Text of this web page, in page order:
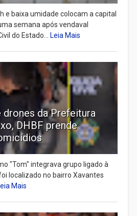
e baixa umidade colocam a capital
semana após vendaval
do Estado... Leia Mais
drones da Prefeitura
DHBF prende
"Tom" integrava grupo ligado à
localizado no bairro Xavantes
Mais